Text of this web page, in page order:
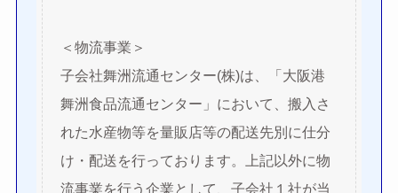
＜物流事業＞
子会社舞洲流通センター(株)は、「大阪港
舞洲食品流通センター」において、搬入さ
れた水産物等を量販店等の配送先別に仕分
け・配送を行っております。上記以外に物
流事業を行う企業として、子会社１社が当